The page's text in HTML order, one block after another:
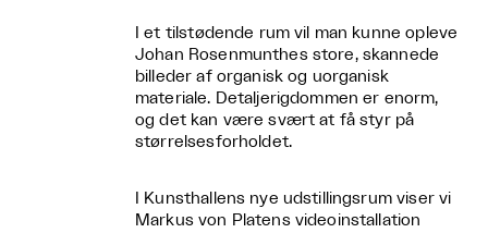
I et tilstødende rum vil man kunne opleve
Johan Rosenmunthes store, skannede
billeder af organisk og uorganisk
materiale. Detaljerigdommen er enorm,
og det kan være svært at få styr på
størrelsesforholdet.
I Kunsthallens nye udstillingsrum viser vi
Markus von Platens videoinstallation